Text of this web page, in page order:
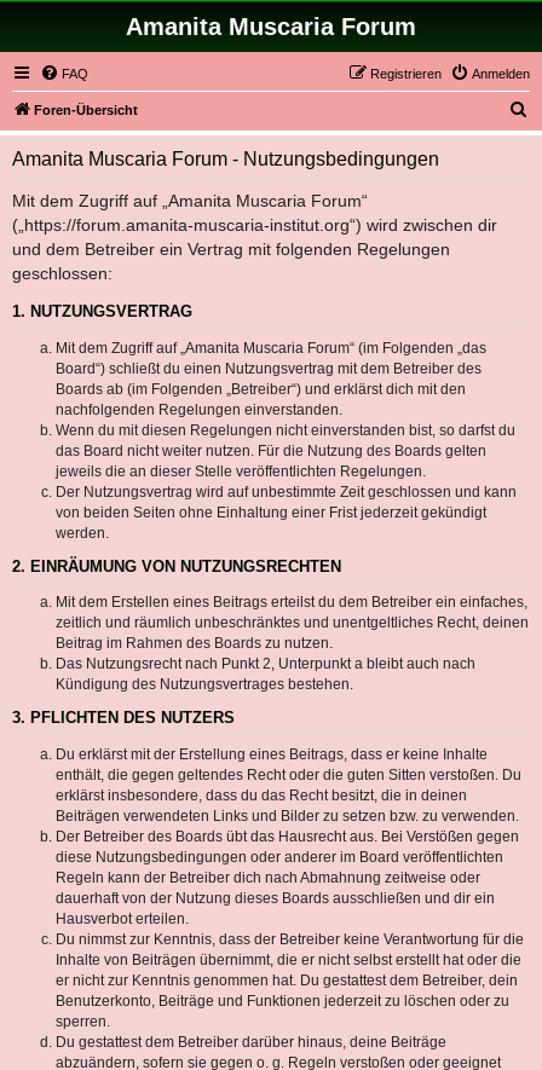
Amanita Muscaria Forum
FAQ Anmelden
Registrieren
Foren-Übersicht
u
Amanita Muscaria Forum - Nutzungsbedingungen
Mit dem Zugriff auf „Amanita Muscaria Forum“
(„https://forum.amanita-muscaria-institut.org“) wird zwischen dir
und dem Betreiber ein Vertrag mit folgenden Regelungen
geschlossen:
1. NUTZUNGSVERTRAG
Mit dem Zugriff auf „Amanita Muscaria Forum“ (im Folgenden „das
Board“) schließt du einen Nutzungsvertrag mit dem Betreiber des
Boards ab (im Folgenden „Betreiber“) und erklärst dich mit den
nachfolgenden Regelungen einverstanden.
Wenn du mit diesen Regelungen nicht einverstanden bist, so darfst du
das Board nicht weiter nutzen. Für die Nutzung des Boards gelten
jeweils die an dieser Stelle veröffentlichten Regelungen.
Der Nutzungsvertrag wird auf unbestimmte Zeit geschlossen und kann
von beiden Seiten ohne Einhaltung einer Frist jederzeit gekündigt
werden.
2. EINRÄUMUNG VON NUTZUNGSRECHTEN
Mit dem Erstellen eines Beitrags erteilst du dem Betreiber ein einfaches,
zeitlich und räumlich unbeschränktes und unentgeltliches Recht, deinen
Beitrag im Rahmen des Boards zu nutzen.
Das Nutzungsrecht nach Punkt 2, Unterpunkt a bleibt auch nach
Kündigung des Nutzungsvertrages bestehen.
3. PFLICHTEN DES NUTZERS
Du erklärst mit der Erstellung eines Beitrags, dass er keine Inhalte
enthält, die gegen geltendes Recht oder die guten Sitten verstoßen. Du
erklärst insbesondere, dass du das Recht besitzt, die in deinen
Beiträgen verwendeten Links und Bilder zu setzen bzw. zu verwenden.
Der Betreiber des Boards übt das Hausrecht aus. Bei Verstößen gegen
diese Nutzungsbedingungen oder anderer im Board veröffentlichten
Regeln kann der Betreiber dich nach Abmahnung zeitweise oder
dauerhaft von der Nutzung dieses Boards ausschließen und dir ein
Hausverbot erteilen.
Du nimmst zur Kenntnis, dass der Betreiber keine Verantwortung für die
Inhalte von Beiträgen übernimmt, die er nicht selbst erstellt hat oder die
er nicht zur Kenntnis genommen hat. Du gestattest dem Betreiber, dein
Benutzerkonto, Beiträge und Funktionen jederzeit zu löschen oder zu
sperren.
Du gestattest dem Betreiber darüber hinaus, deine Beiträge
abzuändern, sofern sie gegen o. g. Regeln verstoßen oder geeignet